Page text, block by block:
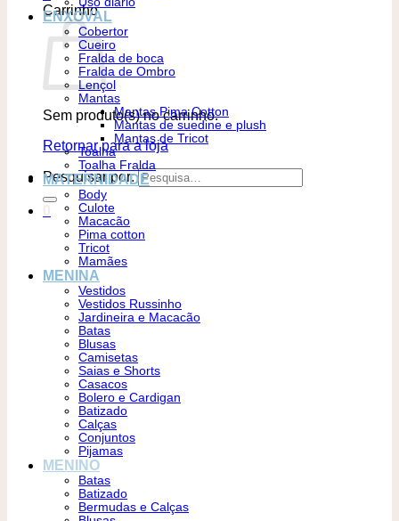
Carrinho
Sem produto(s) no carrinho.
Retornar para a loja
Pesquisar por:
ENXOVAL
Cobertor
Cueiro
Fralda de boca
Fralda de Ombro
Lençol
Mantas
Mantas Pima Cotton
Mantas de suedine e plush
Mantas de Tricot
Toalha
Toalha Fralda
MATERNIDADE
Body
Culote
Macacão
Pima cotton
Tricot
Mamães
MENINA
Vestidos
Vestidos Russinho
Jardineira e Macacão
Batas
Blusas
Camisetas
Saias e Shorts
Casacos
Bolero e Cardigan
Batizado
Calças
Conjuntos
Pijamas
MENINO
Batas
Batizado
Bermudas e Calças